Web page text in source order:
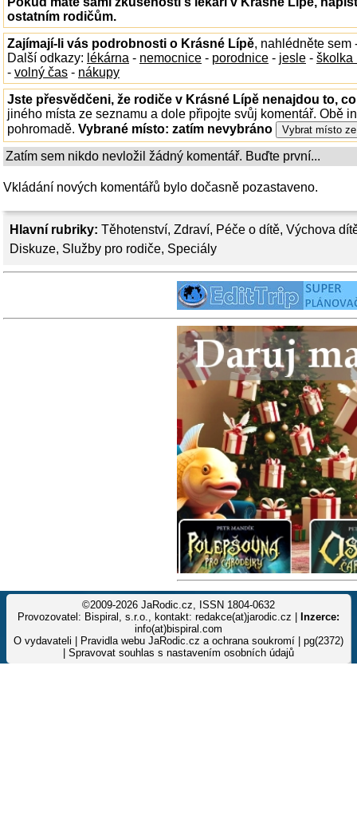
Hlavní rubriky: Těhotenství, Zdraví, Péče o dítě, Výchova
Diskuze, Služby pro rodiče, Speciály
ostatním rodičům.
Zajímají-li vás podrobnosti o Krásné Lípě, nahlédněte sem
Další odkazy: lékárna - nemocnice - porodnice - jesle - školka
- volný čas - nákupy
Jste přesvědčeni, že rodiče v Krásné Lípě nenajdou to,
jiného místa ze seznamu a dole připojte svůj komentář. Obě
pohromadě. Vybrané místo: zatím nevybráno
Zatím sem nikdo nevložil žádný komentář. Buďte první...
Vkládání nových komentářů bylo dočasně pozastaveno.
©2009-2026 JaRodic.cz, ISSN 1804-0632
Provozovatel: Bispiral, s.r.o., kontakt: redakce(at)jarodic.cz |
Inzerce:
info(at)bispiral.com
O vydavateli
Pravidla webu JaRodic.cz a ochrana soukromí | pg(2372)
Spravovat souhlas s nastavením osobních údajů